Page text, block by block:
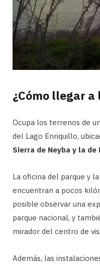
¿Cómo llegar
Ocupa los terrenos de
del Lago Enriquillo,
Sierra de Neyba y la de
La oficina del parque y
encuentran a pocos
posible observar una
parque nacional, y
mirador del centro de
Además, las